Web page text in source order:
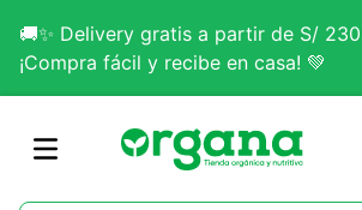
🚚✨ Delivery gratis a partir de S/
¡Compra fácil y recibe en casa! 💚